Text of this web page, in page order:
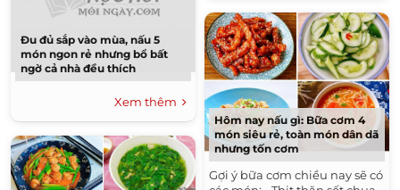
Đu đủ sắp vào mùa, nấu 5
món ngon rẻ nhưng bổ bất
ngờ cả nhà đều thích
Xem thêm
Hôm nay nấu gì: Bữa cơm 4
món siêu rẻ, toàn món dân dã
nhưng tốn cơm
Gợi ý bữa cơm chiều nay sẽ có